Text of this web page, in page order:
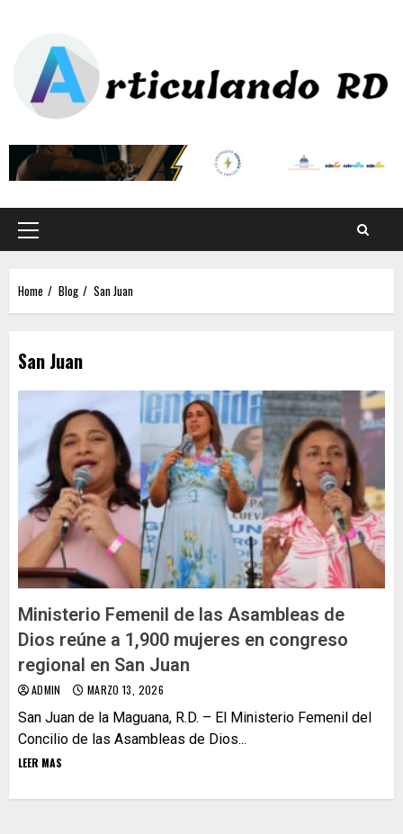
Home Blog San Juan
San Juan
Ministerio Femenil de las Asambleas de
Dios reúne a 1,900 mujeres en congreso
regional en San Juan
ADMIN MARZO 13, 2026
San Juan de la Maguana, R.D. – El Ministerio Femenil del
Concilio de las Asambleas de Dios...
LEER MAS